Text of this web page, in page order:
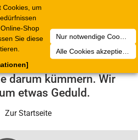
Cookies, um
Shop
Sie diese
Nur notwendige Cookies akzeptieren
Alle Cookies akzeptieren
technischer Fehler
Service-Team wird
darum kümmern. Wir
etwas Geduld.
Zur Startseite